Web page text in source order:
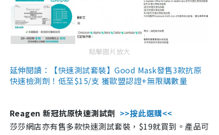
點擊圖片放大
延伸閱讀：【快速測試套裝】Good Mask發售3款抗原
快速檢測劑！低至$15/支 獲歐盟認證+無限購數量
Reagen 新冠抗原快速測試劑 >>按此選購<<
莎莎網店亦有售多款快速測試套裝，$19就買到。產品可